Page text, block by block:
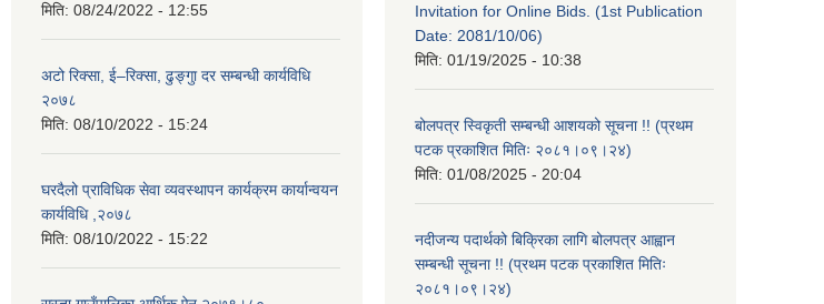
मिति: 08/24/2022 - 12:55
अटो रिक्सा, ई–रिक्सा, ढुङ्गुा दर सम्बन्धी कार्यविधि
२०७८
मिति: 08/10/2022 - 15:24
घरदैलो प्राविधिक सेवा व्यवस्थापन कार्यक्रम कार्यान्वयन
कार्यविधि ,२०७८
मिति: 08/10/2022 - 15:22
Invitation for Online Bids. (1st Publication
Date: 2081/10/06)
मिति: 01/19/2025 - 10:38
बोलपत्र स्विकृती सम्बन्धी आशयको सूचना !! (प्रथम
पटक प्रकाशित मितिः २०८१।०९।२४)
मिति: 01/08/2025 - 20:04
नदीजन्य पदार्थको बिक्रिका लागि बोलपत्र आह्वान
सम्बन्धी सूचना !! (प्रथम पटक प्रकाशित मितिः
२०८१।०९।२४)